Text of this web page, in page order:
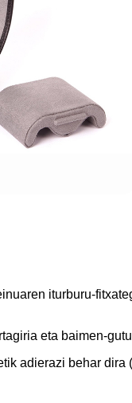
iturburu-
eta baimen-
adierazi behar